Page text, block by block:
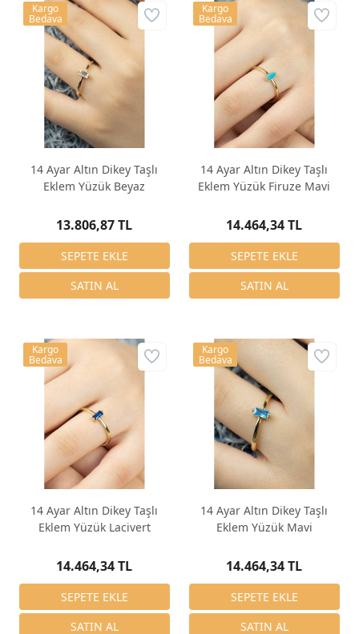
14 Ayar Altın Dikey Taşlı
Eklem Yüzük Beyaz
13.806,87 TL
Kargo
Bedava
14 Ayar Altın Dikey Taşlı
Eklem Yüzük Firuze Mavi
14.464,34 TL
Kargo
Bedava
14 Ayar Altın Dikey Taşlı
Eklem Yüzük Lacivert
14.464,34 TL
Kargo
Bedava
14 Ayar Altın Dikey Taşlı
Eklem Yüzük Mavi
14.464,34 TL
Kargo
Bedava